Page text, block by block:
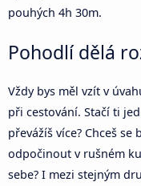
pouhých 4h 30m.
Pohodlí dělá
Vždy bys měl vzít v
při cestování. Stačí ti
převážíš více? Chceš se
odpočinout v rušném
sebe? I mezi stejným